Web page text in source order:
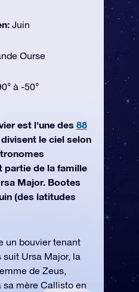
Juin
Ourse
à -50°
est l'une des 88
le ciel selon
partie de la famille
Major. Bootes
(des latitudes
un bouvier tenant
Ursa Major, la
de Zeus,
sa mère Callisto en